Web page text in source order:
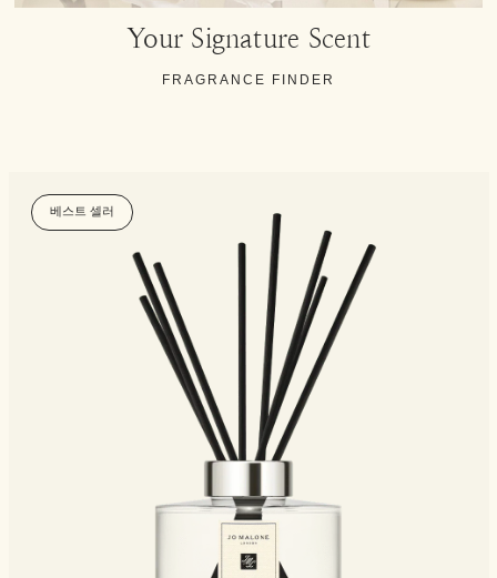
Your Signature Scent
FRAGRANCE FINDER
베스트 셀러